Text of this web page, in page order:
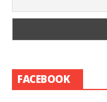
FACEBOOK